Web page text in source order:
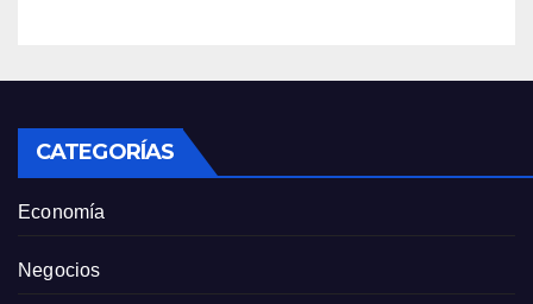
CATEGORÍAS
Economía
Negocios